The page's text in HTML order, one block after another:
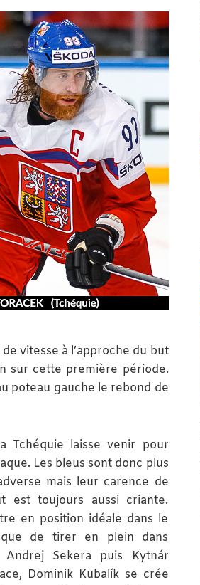
vitesse à l’approche du but
sur cette première période.
poteau gauche le rebond de
Tchéquie laisse venir pour
Les bleus sont donc plus
mais leur carence de
est toujours aussi criante.
en position idéale dans le
de tirer en plein dans
Andrej Sekera puis Kytnár
Dominik Kubalík se crée